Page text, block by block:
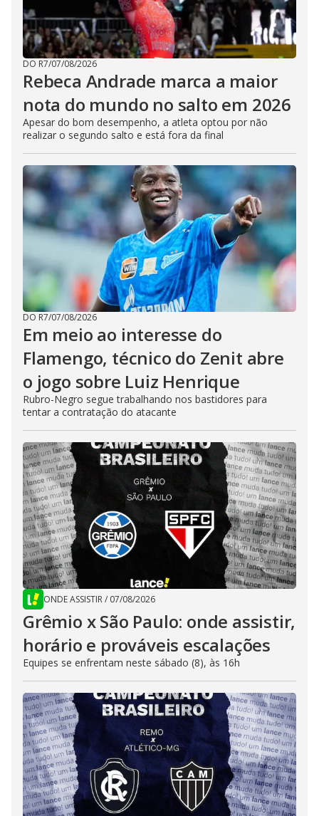
DO R7/07/08/2026
Rebeca Andrade marca a maior
nota do mundo no salto em 2026
Apesar do bom desempenho, a atleta optou por não
realizar o segundo salto e está fora da final
DO R7/07/08/2026
Em meio ao interesse do
Flamengo, técnico do Zenit abre
o jogo sobre Luiz Henrique
Rubro-Negro segue trabalhando nos bastidores para
tentar a contratação do atacante
ONDE ASSISTIR/ 07/08/2026
Grêmio x São Paulo: onde assistir,
horário e prováveis escalações
Equipes se enfrentam neste sábado (8), às 16h